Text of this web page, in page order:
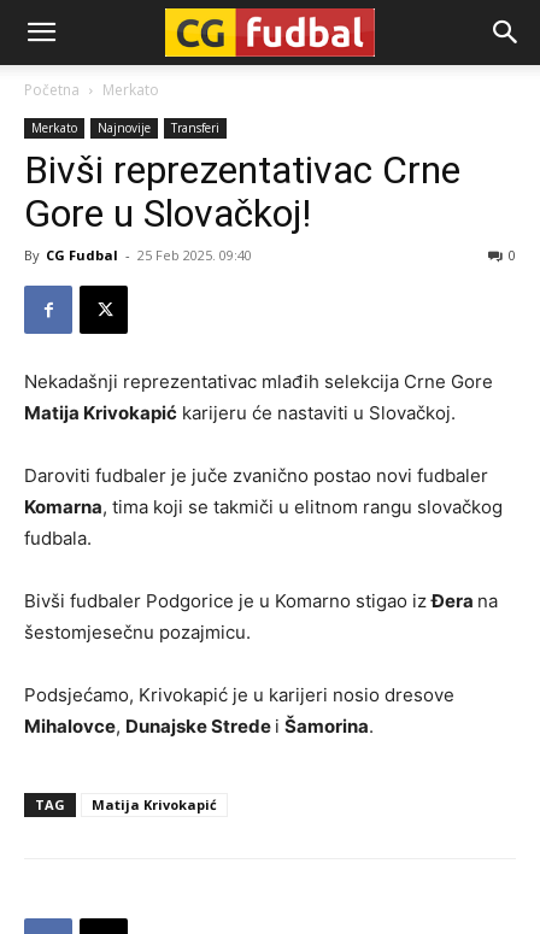
CG-
Fudbal
Početna Merkato
Merkato Najnovije Transferi
Bivši reprezentativac Crne
Gore u Slovačkoj!
By CG Fudbal - 25 Feb 2025. 09:40 0
Nekadašnji reprezentativac mlađih selekcija Crne Gore
Matija Krivokapić karijeru će nastaviti u Slovačkoj.
Daroviti fudbaler je juče zvanično postao novi fudbaler
Komarna, tima koji se takmiči u elitnom rangu slovačkog
fudbala.
Bivši fudbaler Podgorice je u Komarno stigao izĐera na
šestomjesečnu pozajmicu.
Podsjećamo, Krivokapić je u karijeri nosio dresove
Mihalovce, Dunajske Strede i Šamorina.
TAG Matija Krivokapić